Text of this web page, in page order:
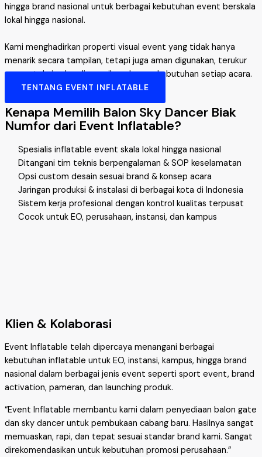
hingga brand nasional untuk berbagai kebutuhan event berskala
lokal hingga nasional.
Kami menghadirkan properti visual event yang tidak hanya
menarik secara tampilan, tetapi juga aman digunakan, terukur
secara teknis, dan disesuaikan dengan kebutuhan setiap acara.
TENTANG EVENT INFLATABLE
Kenapa Memilih Balon Sky Dancer Biak
Numfor dari Event Inflatable?
Spesialis inflatable event skala lokal hingga nasional
Ditangani tim teknis berpengalaman & SOP keselamatan
Opsi custom desain sesuai brand & konsep acara
Jaringan produksi & instalasi di berbagai kota di Indonesia
Sistem kerja profesional dengan kontrol kualitas terpusat
Cocok untuk EO, perusahaan, instansi, dan kampus
Klien & Kolaborasi
Event Inflatable telah dipercaya menangani berbagai
kebutuhan inflatable untuk EO, instansi, kampus, hingga brand
nasional dalam berbagai jenis event seperti sport event, brand
activation, pameran, dan launching produk.
“Event Inflatable membantu kami dalam penyediaan balon gate
dan sky dancer untuk pembukaan cabang baru. Hasilnya sangat
memuaskan, rapi, dan tepat sesuai standar brand kami. Sangat
direkomendasikan untuk kebutuhan promosi perusahaan.”